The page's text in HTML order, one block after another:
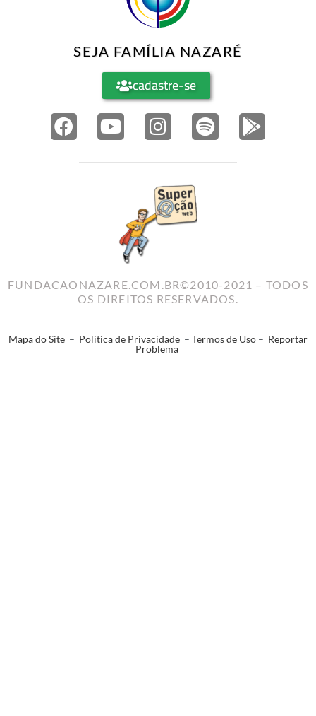
SEJA FAMÍLIA NAZARÉ
cadastre-se
FUNDACAONAZARE.COM.BR©2010-2021 – TODOS
OS DIREITOS RESERVADOS.
Mapa do Site – Politica de Privacidade – Termos de Uso – Reportar
Problema